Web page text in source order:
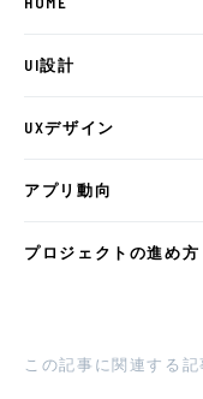
UI設計
UXデザイン
アプリ動向
プロジェクトの進め方
この記事に関連する記